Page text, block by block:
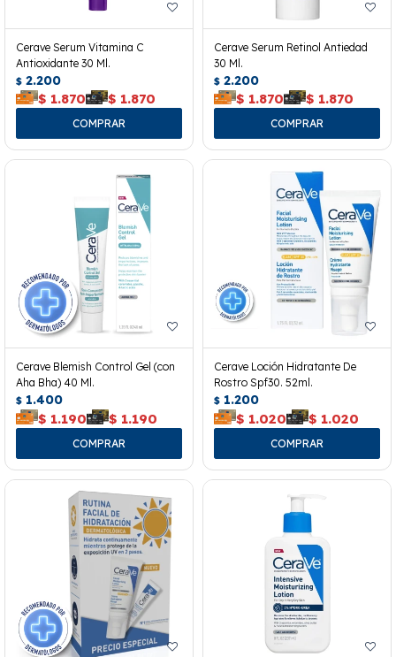
Cerave Serum Vitamina C
Antioxidante 30 Ml.
$ 2.200
$ 1.870 $ 1.870
Cerave Serum Retinol Antiedad
30 Ml.
$ 2.200
$ 1.870 $ 1.870
Cerave Blemish Control Gel (con
Aha Bha) 40 Ml.
$ 1.400
$ 1.190 $ 1.190
Cerave Loción Hidratante De
Rostro Spf30. 52ml.
$ 1.200
$ 1.020 $ 1.020